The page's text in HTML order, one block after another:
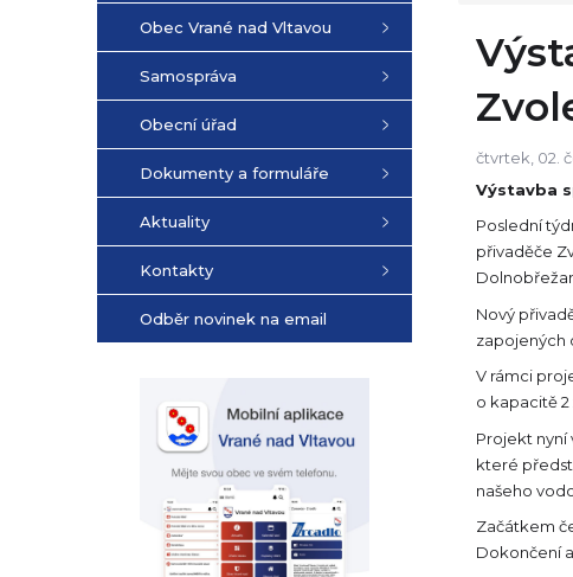
Obec Vrané nad Vltavou
Samospráva
Obecní úřad
Dokumenty a formuláře
Aktuality
Kontakty
Odběr novinek na email
čtvrtek, 02.
Výstavba
Poslední
přivaděče
Nový
zapojených
V rámci
o kapacitě
Projekt nyní
které
našeho
Začátkem
Dokončení